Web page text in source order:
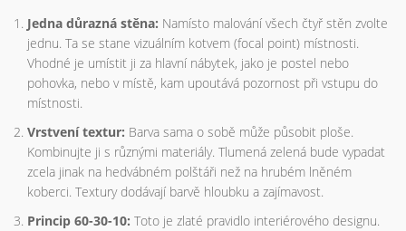
Jedna důrazná stěna: Namísto malování všech čtyř stěn zvolte
jednu. Ta se stane vizuálním kotvem (focal point) místnosti.
Vhodné je umístit ji za hlavní nábytek, jako je postel nebo
pohovka, nebo v místě, kam upoutává pozornost při vstupu do
místnosti.
Vrstvení textur: Barva sama o sobě může působit ploše.
Kombinujte ji s různými materiály. Tlumená zelená bude vypadat
zcela jinak na hedvábném polštáři než na hrubém lněném
koberci. Textury dodávají barvě hloubku a zajímavost.
Princip 60-30-10: Toto je zlaté pravidlo interiérového designu.